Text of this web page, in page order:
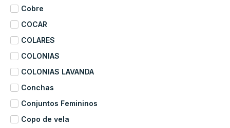
Cobre
COCAR
COLARES
COLONIAS
COLONIAS LAVANDA
Conchas
Conjuntos Femininos
Copo de vela